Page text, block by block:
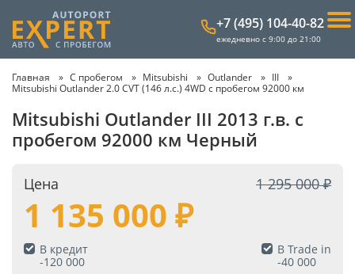
+7 (495) 104-40-82
ежедневно с 9:00 до 21:00
Главная С пробегом Mitsubishi Outlander
III
Mitsubishi Outlander 2.0 CVT (146 л.с.) 4WD с пробегом 92000 км
Mitsubishi Outlander III 2013 г.в. с
пробегом 92000 км Черный
Цена 1 295 000
1 135 000
В кредит
-120 000
В Trade in
-40 000